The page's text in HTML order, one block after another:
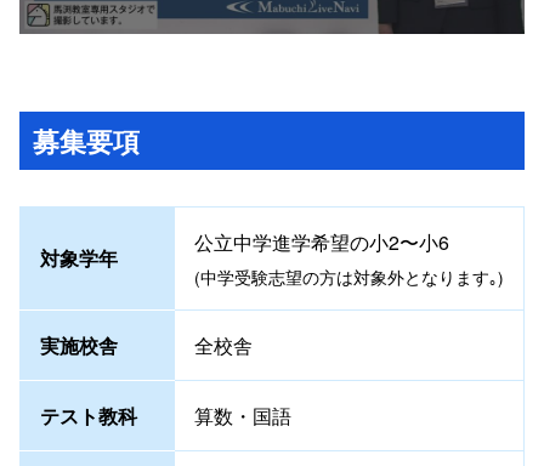
募集要項
対象学年
公立中学進学希望の小2〜小6
(中学受験志望の方は対象外となります｡)
実施校舎 全校舎
テスト教科 算数・国語